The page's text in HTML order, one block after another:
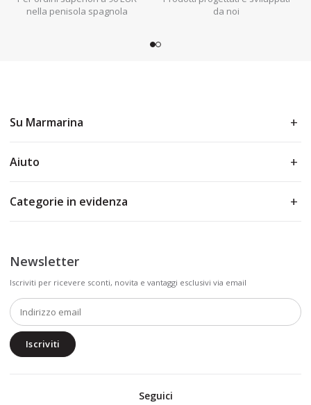
nella penisola spagnola
da noi
Su Marmarina
Aiuto
Categorie in evidenza
Newsletter
Iscriviti per ricevere sconti, novita e vantaggi esclusivi via email
Iscriviti
Seguici